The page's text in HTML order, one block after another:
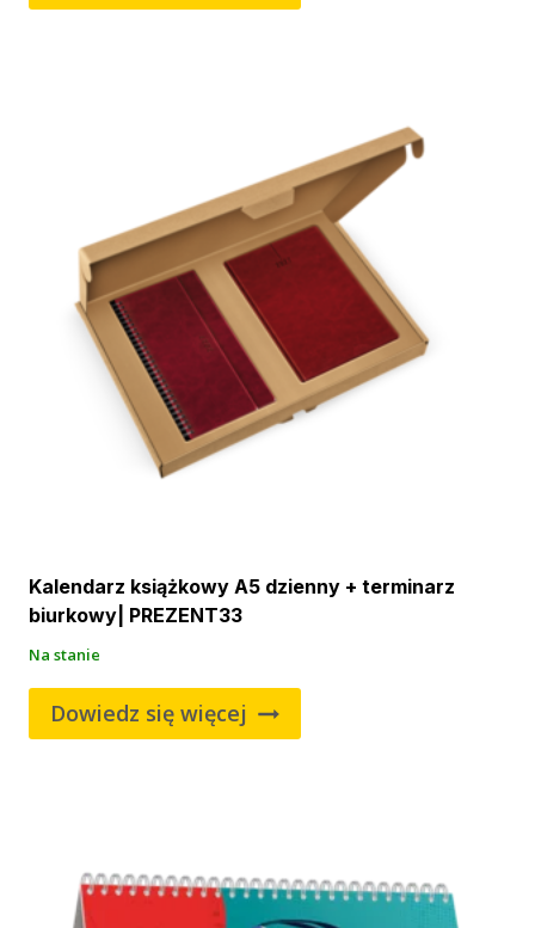
Kalendarz książkowy A5 dzienny + terminarz
biurkowy| PREZENT33
Na stanie
Dowiedz się więcej